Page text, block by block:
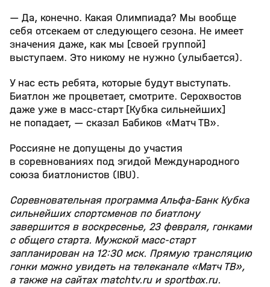
— Да, конечно. Какая Олимпиада? Мы вообще
себя отсекаем от следующего сезона. Не имеет
значения даже, как мы [своей группой]
выступаем. Это никому не нужно (улыбается).
У нас есть ребята, которые будут выступать.
Биатлон же процветает, смотрите. Серохвостов
даже уже в масс‑старт [Кубка сильнейших]
не попадает, — сказал Бабиков «Матч ТВ».
Россияне не допущены до участия
в соревнованиях под эгидой Международного
союза биатлонистов (IBU).
Соревновательная программа Альфа‑Банк Кубка
сильнейших спортсменов по биатлону
завершится в воскресенье, 23 февраля, гонками
с общего старта. Мужской масс‑старт
запланирован на 12:30 мск. Прямую трансляцию
гонки можно увидеть на телеканале «Матч ТВ»,
а также на сайтах matchtv.ru и sportbox.ru.